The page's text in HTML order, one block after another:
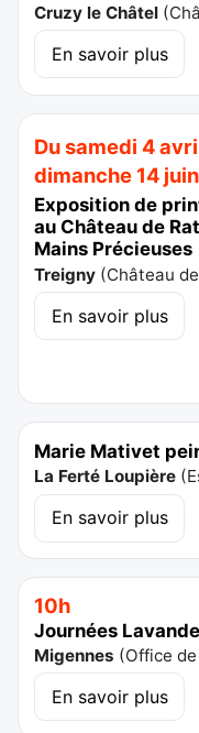
Cruzy le Châtel (
En savoir plus
Du samedi 4
dimanche 14 juin
Exposition de
au Château de
Mains Précieuses
Treigny (Château
En savoir plus
Marie Mativet
La Ferté Loupière (
En savoir plus
10h
Journées Lavande
Migennes (Office
En savoir plus